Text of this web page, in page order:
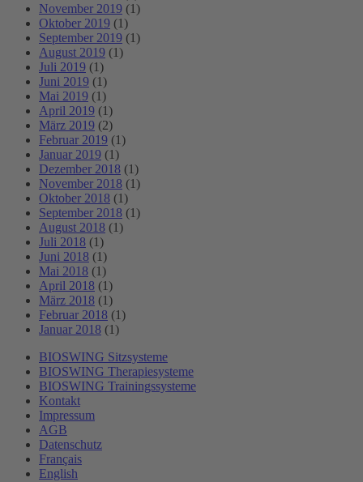
November 2019 (1)
Oktober 2019 (1)
September 2019 (1)
August 2019 (1)
Juli 2019 (1)
Juni 2019 (1)
Mai 2019 (1)
April 2019 (1)
März 2019 (2)
Februar 2019 (1)
Januar 2019 (1)
Dezember 2018 (1)
November 2018 (1)
Oktober 2018 (1)
September 2018 (1)
August 2018 (1)
Juli 2018 (1)
Juni 2018 (1)
Mai 2018 (1)
April 2018 (1)
März 2018 (1)
Februar 2018 (1)
Januar 2018 (1)
BIOSWING Sitzsysteme
BIOSWING Therapiesysteme
BIOSWING Trainingssysteme
Kontakt
Impressum
AGB
Datenschutz
Français
English